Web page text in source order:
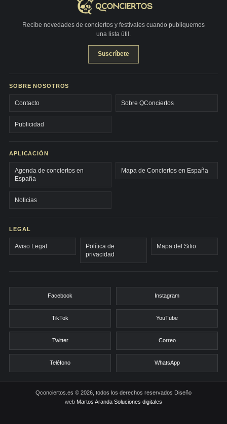
Recibe novedades de conciertos y festivales cuando publiquemos
una lista útil.
Suscríbete
SOBRE NOSOTROS
Contacto Sobre QConciertos
Publicidad
APLICACIÓN
Agenda de conciertos en
España
Mapa de Conciertos en España
Noticias
LEGAL
Aviso Legal
Política de
privacidad
Mapa del Sitio
Facebook Instagram
TikTok YouTube
Twitter Correo
Teléfono WhatsApp
Qconciertos.es © 2026, todos los derechos reservados Diseño
web Martos Aranda Soluciones digitales